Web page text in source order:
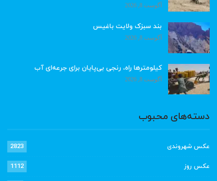
آگوست 8, 2026
بند سبزک ولایت باغیس
آگوست 8, 2026
کیلومترها راه، رنجی بی‌پایان برای جرعه‌ای آب
آگوست 8, 2026
دسته‌های محبوب
عکس شهروندی 2823
عکس روز 1112